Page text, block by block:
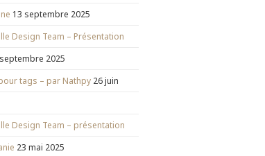
13 septembre 2025
Design Team – Présentation
2025
tags – par Nathpy 26 juin
Design Team – présentation
23 mai 2025